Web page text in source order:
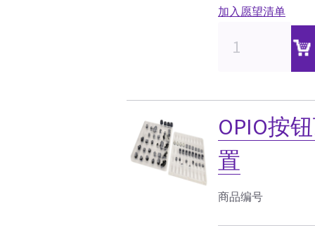
加入愿望清单
OPIO按
置
商品编号